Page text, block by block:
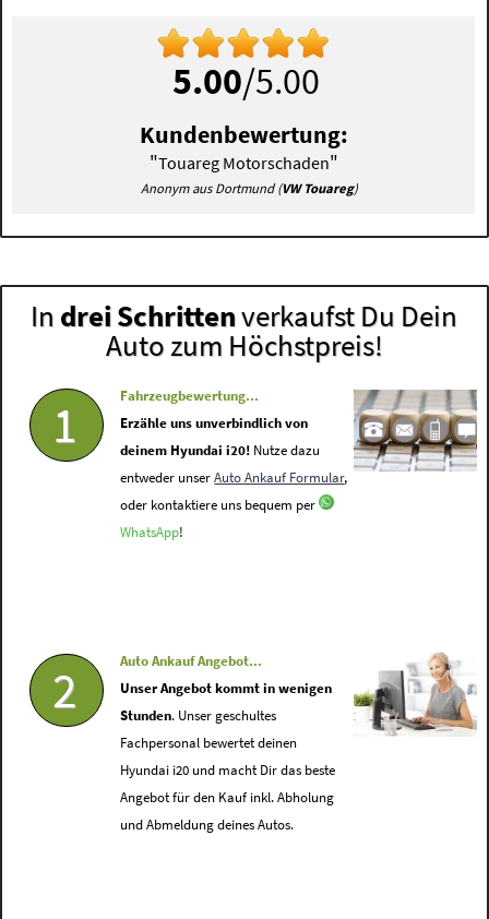
5.00/5.00
Kundenbewertung:
"Touareg Motorschaden"
Anonym aus Dortmund (VW Touareg)
In drei Schrittenverkaufst Du Dein
Auto zum Höchstpreis!
1
Fahrzeugbewertung...
Erzähle uns unverbindlich von
deinem Hyundai i20! Nutze dazu
entweder unserAuto Ankauf Formular,
oder kontaktiere uns bequem per
WhatsApp!
2
Auto Ankauf Angebot...
Unser Angebot kommt in wenigen
Stunden. Unser geschultes
Fachpersonal bewertet deinen
Hyundai i20 und macht Dir das beste
Angebot für den Kauf inkl. Abholung
und Abmeldung deines Autos.